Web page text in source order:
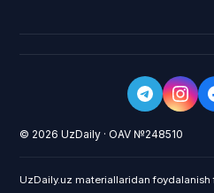
© 2026 UzDaily · OAV №248510
UzDaily.uz materiallaridan